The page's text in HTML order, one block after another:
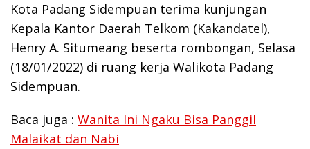
Kota Padang Sidempuan terima kunjungan
Kepala Kantor Daerah Telkom (Kakandatel),
Henry A. Situmeang beserta rombongan, Selasa
(18/01/2022) di ruang kerja Walikota Padang
Sidempuan.
Baca juga : Wanita Ini Ngaku Bisa Panggil
Malaikat dan Nabi